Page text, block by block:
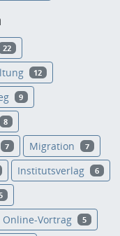
22
12
9
8
7 Migration 7
Institutsverlag 6
Online-Vortrag 5